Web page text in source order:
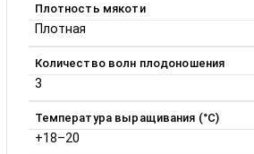
Плотность мякоти
Плотная
Количество волн плодоношения
3
Температура выращивания (°C)
+18–20